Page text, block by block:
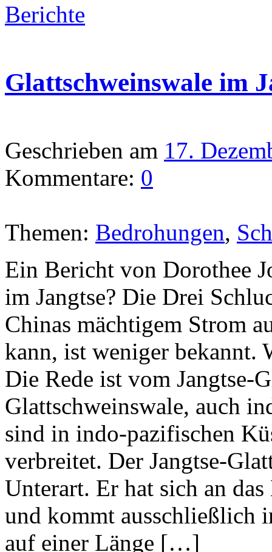
Berichte
Glattschweinswale im
Geschrieben am 17.
Kommentare: 0
Themen: Bedrohungen,
Ein Bericht von Dorothee
im Jangtse? Die Drei
Chinas mächtigem Strom
kann, ist weniger bekannt.
Die Rede ist vom Jangtse-
Glattschweinswale, auch
sind in indo-pazifischen
verbreitet. Der Jangtse-
Unterart. Er hat sich an
und kommt ausschließlich
auf einer Länge […]